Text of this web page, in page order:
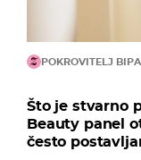
POKROVITELJ BIPA
Što je stvarno
Beauty panel
često